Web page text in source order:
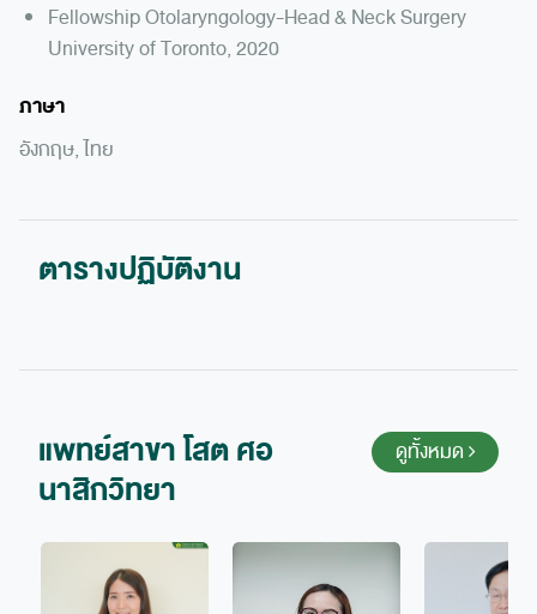
Fellowship Otolaryngology-Head & Neck Surgery
University of Toronto, 2020
ภาษา
อังกฤษ, ไทย
ตารางปฏิบัติงาน
แพทย์สาขา โสต ศอ
นาสิกวิทยา
ดูทั้งหมด